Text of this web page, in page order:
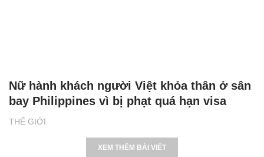
THẾ GIỚI
Nữ hành khách người Việt khỏa thân ở sân
bay Philippines vì bị phạt quá hạn visa
XEM THÊM BÀI VIẾT